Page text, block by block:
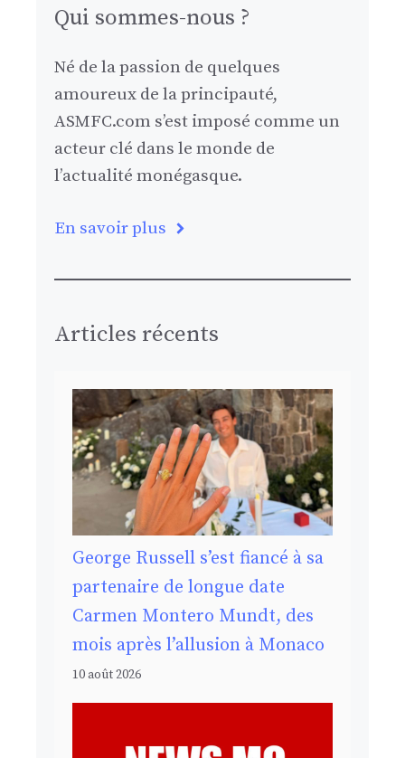
Qui sommes-nous ?
Né de la passion de quelques
amoureux de la principauté,
ASMFC.com s’est imposé comme un
acteur clé dans le monde de
l’actualité monégasque.
En savoir plus
Articles récents
George Russell s’est fiancé à sa
partenaire de longue date
Carmen Montero Mundt, des
mois après l’allusion à Monaco
10 août 2026